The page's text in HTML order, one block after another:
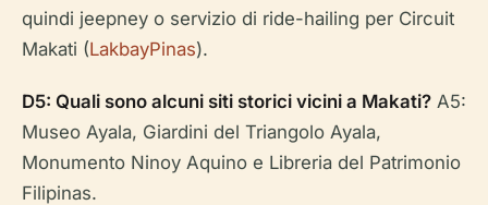
quindi jeepney o servizio di ride-hailing per Circuit
Makati (LakbayPinas).
D5: Quali sono alcuni siti storici vicini a Makati? A5:
Museo Ayala, Giardini del Triangolo Ayala,
Monumento Ninoy Aquino e Libreria del Patrimonio
Filipinas.